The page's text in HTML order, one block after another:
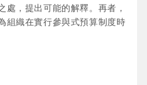
處，提出可能的解釋。再者，
組織在實行參與式預算制度時